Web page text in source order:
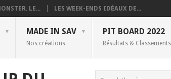
LE... LES WEEK-ENDS IDÉAUX DE...
MADE IN SAV
Nos créations
PIT BOARD 2022
Résultats & Classements